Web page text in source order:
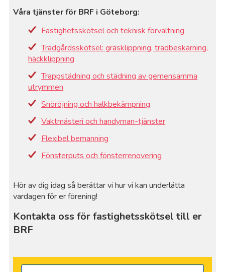
Våra tjänster för BRF i Göteborg:
Fastighetsskötsel och teknisk förvaltning
Trädgårdsskötsel: gräsklippning, trädbeskärning,
häckklippning
Trappstädning och städning av gemensamma
utrymmen
Snöröjning och halkbekämpning
Vaktmästeri och handyman-tjänster
Flexibel bemanning
Fönsterputs och fönsterrenovering
Hör av dig idag så berättar vi hur vi kan underlätta
vardagen för er förening!
Kontakta oss för fastighetsskötsel till er
BRF